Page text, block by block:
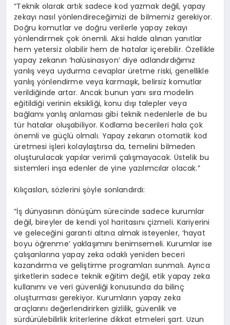
“Teknik olarak artık sadece kod yazmak değil, yapay
zekayı nasıl yönlendireceğimizi de bilmemiz gerekiyor.
Doğru komutlar ve doğru verilerle yapay zekayı
yönlendirmek çok önemli. Aksi halde alınan yanıtlar
hem yetersiz olabilir hem de hatalar içerebilir. Özellikle
yapay zekanın ‘halüsinasyon’ diye adlandırdığımız
yanlış veya uydurma cevaplar üretme riski, genellikle
yanlış yönlendirme veya karmaşık, belirsiz komutlar
verildiğinde artar. Ancak bunun yanı sıra modelin
eğitildiği verinin eksikliği, konu dışı talepler veya
bağlamı yanlış anlaması gibi teknik nedenlerle de bu
tür hatalar oluşabiliyor. Kodlama becerileri hala çok
önemli ve güçlü olmalı. Yapay zekanın otomatik kod
üretmesi işleri kolaylaştırsa da, temelini bilmeden
oluşturulacak yapılar verimli çalışmayacak. Üstelik bu
sistemleri inşa edenler de yine yazılımcılar olacak.”
Kılıçaslan, sözlerini şöyle sonlandırdı:
“İş dünyasının dönüşüm sürecinde sadece kurumlar
değil, bireyler de kendi yol haritasını çizmeli. Kariyerini
ve geleceğini garanti altına almak isteyenler, ‘hayat
boyu öğrenme’ yaklaşımını benimsemeli. Kurumlar ise
çalışanlarına yapay zeka odaklı yeniden beceri
kazandırma ve geliştirme programları sunmalı. Ayrıca
şirketlerin sadece teknik eğitim değil, etik yapay zeka
kullanımı ve veri güvenliği konusunda da bilinç
oluşturması gerekiyor. Kurumların yapay zeka
araçlarını değerlendirirken gizlilik, güvenlik ve
sürdürülebilirlik kriterlerine dikkat etmeleri şart. Uzun